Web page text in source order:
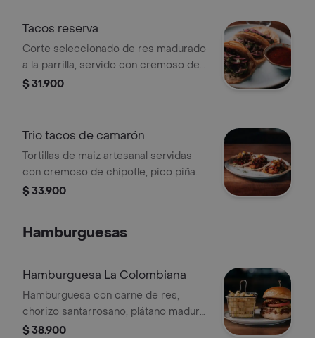
toque picante, ideal para compartir.
Tacos reserva
Corte seleccionado de res madurado
a la parrilla, servido con cremoso de
aguacate y una salsa mexicana de
creando un taco intenso en sabor y
$ 31.900
Trio tacos de camarón
Tortillas de maiz artesanal servidas
con cremoso de chipotle, pico piña
tatemado (piña, cebolla roja) pico de
sabores dulces, ahumados y picantes
$ 33.900
Hamburguesas
Hamburguesa La Colombiana
Hamburguesa con carne de res,
chorizo santarrosano, plátano maduro,
queso mozzarella, pan de papa,
$ 38.900